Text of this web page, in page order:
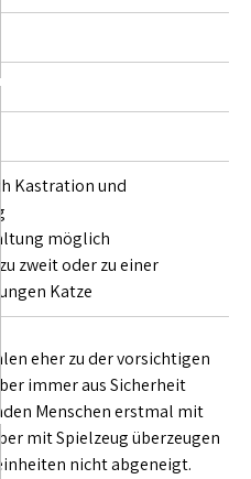
Kastration und
möglich
zweit oder zu einer
Katze
eher zu der vorsichtigen
immer aus Sicherheit
Menschen erstmal mit
mit Spielzeug überzeugen
nicht abgeneigt.